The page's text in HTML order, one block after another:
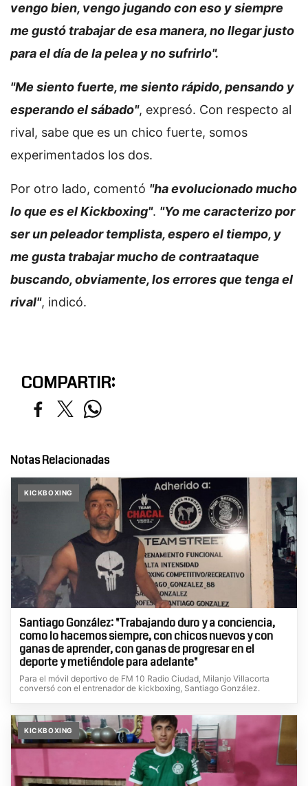
vengo bien, vengo jugando con eso y siempre
me gustó trabajar de esa manera, no llegar justo
para el día de la pelea y no sufrirlo".
"Me siento fuerte, me siento rápido, pensando y
esperando el sábado", expresó. Con respecto al
rival, sabe que es un chico fuerte, somos
experimentados los dos.
Por otro lado, comentó "ha evolucionado mucho
lo que es el Kickboxing". "Yo me caracterizo por
ser un peleador templista, espero el tiempo, y
me gusta trabajar mucho de contraataque
buscando, obviamente, los errores que tenga el
rival", indicó.
COMPARTIR:
Notas Relacionadas
KICKBOXING
Santiago González: "Trabajando duro y a conciencia,
como lo hacemos siempre, con chicos nuevos y con
ganas de aprender, con ganas de progresar en el
deporte y metiéndole para adelante"
Para el móvil deportivo de FM 10 Radio Ciudad, Milanjo Villacorta
conversó con el entrenador de kickboxing, Santiago González.
KICKBOXING